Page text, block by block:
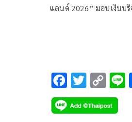
แลนด์ 2026” มอบเงินบ
ในช่วงสัปดาห์การแข่งขั
และช่วยยกระดับคุณภาพชี
F
ac
e
T
wi
tt
C
o
p